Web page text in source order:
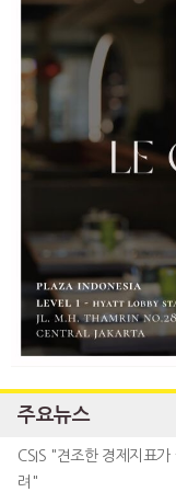
주요뉴스
CSIS "견조한 경제지표
려"